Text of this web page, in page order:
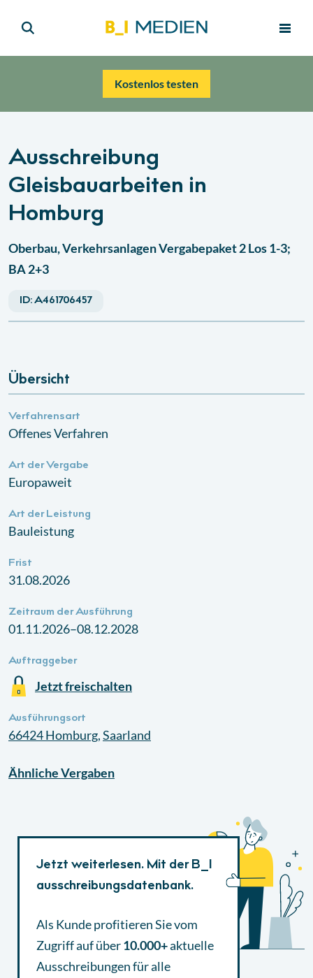
Kostenlos testen
Ausschreibung
Gleisbauarbeiten in
Homburg
Oberbau, Verkehrsanlagen Vergabepaket 2 Los 1-3;
BA 2+3
ID:A461706457
Übersicht
Verfahrensart
Offenes Verfahren
Art der Vergabe
Europaweit
Art der Leistung
Bauleistung
Frist
31.08.2026
Zeitraum der Ausführung
01.11.2026–08.12.2028
Auftraggeber
Jetzt freischalten
Ausführungsort
66424Homburg,Saarland
ÄhnlicheVergaben
Jetzt weiterlesen. Mit der B_I
ausschreibungsdatenbank.
Als Kunde profitieren Sie vom
Zugriff auf über10.000+aktuelle
Ausschreibungenfür alle